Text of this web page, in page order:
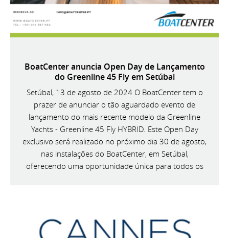
BoatCenter anuncia Open Day de Lançamento
do Greenline 45 Fly em Setúbal
Setúbal, 13 de agosto de 2024 O BoatCenter tem o
prazer de anunciar o tão aguardado evento de
lançamento do mais recente modelo da Greenline
Yachts - Greenline 45 Fly HYBRID. Este Open Day
exclusivo será realizado no próximo dia 30 de agosto,
nas instalações do BoatCenter, em Setúbal,
oferecendo uma oportunidade única para todos os